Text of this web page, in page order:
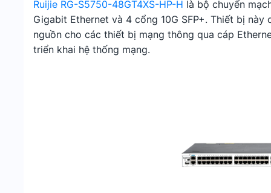
Ruijie RG-S5750-48GT4XS-HP-H là bộ chuyển
Gigabit Ethernet và 4 cổng 10G SFP+. Thiết bị
nguồn cho các thiết bị mạng thông qua cáp
triển khai hệ thống mạng.